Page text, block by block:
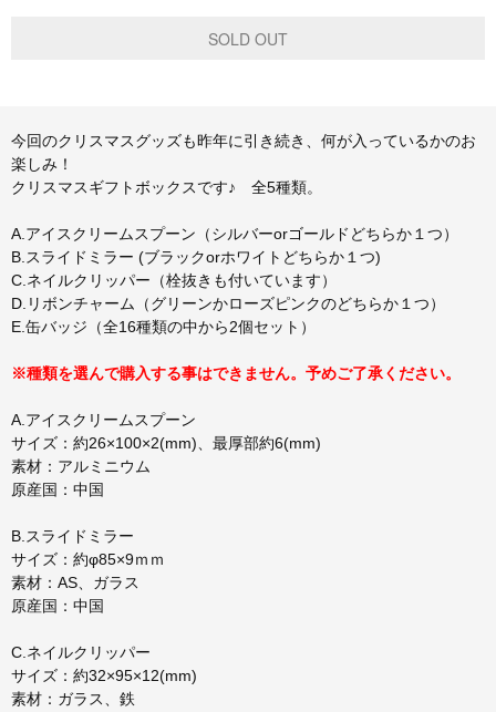
今回のクリスマスグッズも昨年に引き続き、何が入っているかのお
楽しみ！
クリスマスギフトボックスです♪ 全5種類。
A.アイスクリームスプーン（シルバーorゴールドどちらか１つ）
B.スライドミラー (ブラックorホワイトどちらか１つ)
C.ネイルクリッパー（栓抜きも付いています）
D.リボンチャーム（グリーンかローズピンクのどちらか１つ）
E.缶バッジ（全16種類の中から2個セット）
※種類を選んで購入する事はできません。予めご了承ください。
A.アイスクリームスプーン
サイズ：約26×100×2(mm)、最厚部約6(mm)
素材：アルミニウム
原産国：中国
B.スライドミラー
サイズ：約φ85×9ｍｍ
素材：AS、ガラス
原産国：中国
C.ネイルクリッパー
サイズ：約32×95×12(mm)
素材：ガラス、鉄